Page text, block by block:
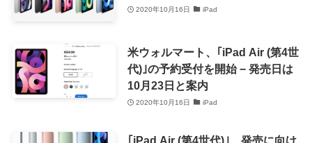
2020年10月16日 iPad
米ウォルマート、｢iPad Air (第4世
代)｣の予約受付を開始 − 発売日は
10月23日と案内
2020年10月16日 iPad
｢iPad Air (第4世代)｣、発売に向け